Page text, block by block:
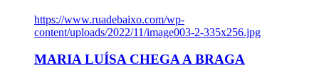
https://www.ruadebaixo.com/wp-
content/uploads/2022/11/image003-2-335x256.jpg
MARIA LUÍSA CHEGA A BRAGA